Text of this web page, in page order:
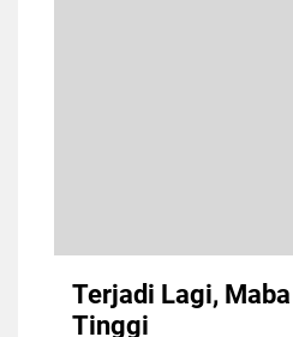
Terjadi Lagi,
Tinggi